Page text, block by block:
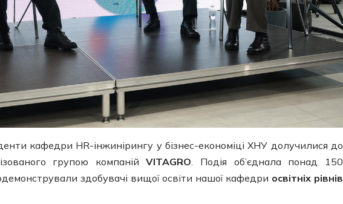
кафедри HR-інжинірингу у бізнес-економіці ХНУ долучилися до
групою компанійVITAGRO. Подія об’єднала понад 150
здобувачі вищої освіти нашої кафедри освітніх рівнів